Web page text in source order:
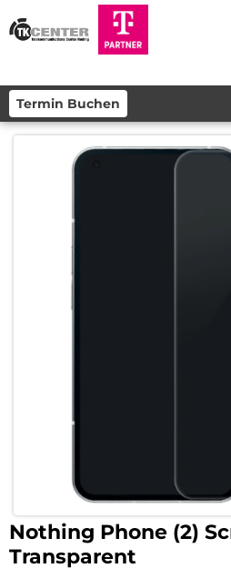
Termin Buchen
Nothing Phone (2)
Transparent